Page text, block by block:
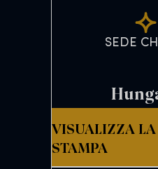
SEDE
VISUALIZZA LA
STAMPA